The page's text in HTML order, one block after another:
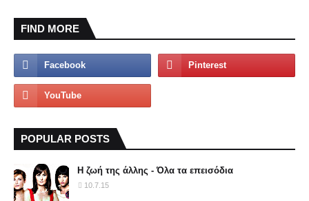
FIND MORE
POPULAR POSTS
Η ζωή της άλλης - Όλα τα επεισόδια
10.7.15